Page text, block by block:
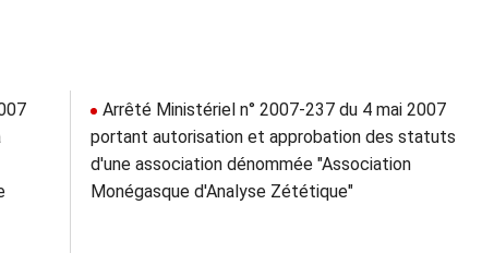
Arrêté Ministériel n° 2007-237 du 4 mai 2007
portant autorisation et approbation des statuts
d'une association dénommée "Association
Monégasque d'Analyse Zététique"